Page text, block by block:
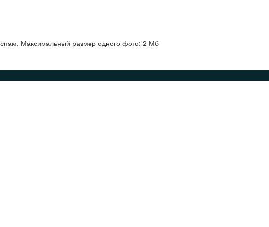
Максимальный размер одного фото: 2 Мб